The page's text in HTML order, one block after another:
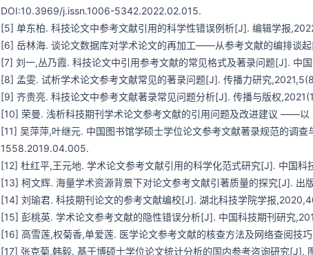
DOI:10.3969/j.issn.1006-5342.2022.02.015.
[5] 单东柏. 科技论文中参考文献引用的科学性错误例析[J]. 编辑学报
[6] 岳林海. 谈论文数据库对学术论文的再加工——从参考文献的编排谈
[7] 刘一,丛乃霞. 科技论文中引用参考文献的常见格式及著录问题[J].
[8] 孟雯. 试析学术论文参考文献常见的著录问题[J]. 传播力研究
[9] 齐贵亮. 科技论文中参考文献著录常见问题分析[J]. 传播与版权
[10] 荣曼. 浅析科技期刊学术论文参考文献的引用问题及改进建议 ——
[11] 吴萍萍,叶继元. 中国图书馆学硕士学位论文参考文献著录规范的
1558.2019.04.005.
[12] 杜红平,王元地. 学术论文参考文献引用的科学化范式研究[J]. 中国
[13] 柯文辉. 海量学术资源背景下对论文参考文献引著质量的探究[J].
[14] 刘瑜君. 科技期刊论文的参考文献编校[J]. 湖北科技学院学报
[15] 彭桃英. 学术论文参考文献的隐性错误分析[J]. 中国科技期刊研究
[16] 高雪莲,权菊香,单爱莲. 医学论文参考文献的核查方法及网络查阅
[17] 张克菊,韩毅. 基于博硕士学位论文统计分析的国内参考咨询研究